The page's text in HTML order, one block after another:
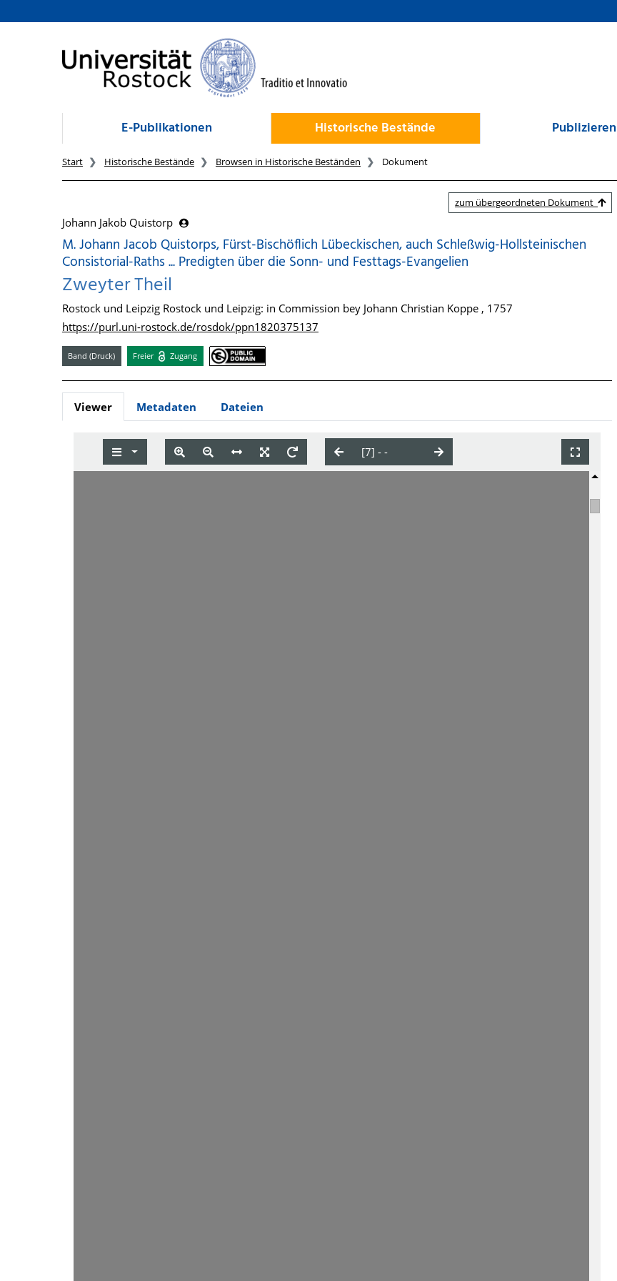
zum Inhalt
E-Publikationen Historische Bestände Publizieren
Start Historische Bestände Browsen in Historische Beständen Dokument
zum übergeordneten Dokument
Johann Jakob Quistorp
M. Johann Jacob Quistorps, Fürst-Bischöflich Lübeckischen, auch Schleßwig-Hollsteinischen
Consistorial-Raths ... Predigten über die Sonn- und Festtags-Evangelien
Zweyter Theil
Rostock und Leipzig Rostock und Leipzig: in Commission bey Johann Christian Koppe , 1757
https://purl.uni-rostock.de/rosdok/ppn1820375137
Band (Druck) Freier Zugang
Viewer Metadaten Dateien